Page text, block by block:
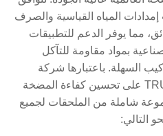
المياه القياسية والصرف
مما يوفر الدعم للتطبيقات
بمواد مقاومة للتآكل
السهلة. باعتبارها شركة
تصنيع ذات خبرة، تركز TRUPOW على تحسين كفاءة المضخة
شاملة من الملحقات لجميع
التالي: